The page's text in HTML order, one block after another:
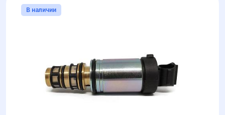
В наличии